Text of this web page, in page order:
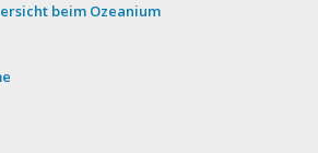
beim Ozeanium